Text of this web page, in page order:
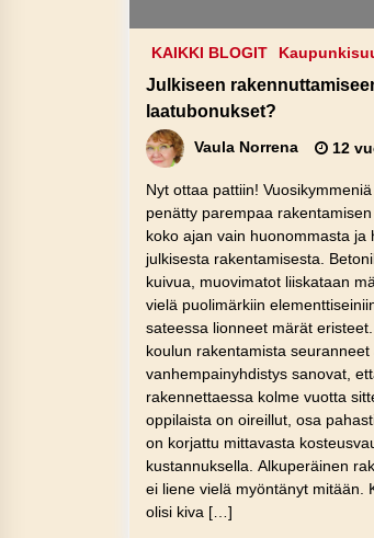
KAIKKI BLOGIT
Julkiseen
laatubonukset?
Vaula Norrena 12
Nyt ottaa pattiin!
penätty parempaa
koko ajan vain huonommasta ja
julkisesta rakentamisesta.
kuivua, muovimatot liiskataan
vielä puolimärkiin
sateessa lionneet märät
koulun rakentamista seuranneet
vanhempainyhdistys sanovat,
rakennettaessa kolme vuotta
oppilaista on oireillut, osa
on korjattu mittavasta
kustannuksella. Alkuperäinen
ei liene vielä myöntänyt mitään.
olisi kiva […]